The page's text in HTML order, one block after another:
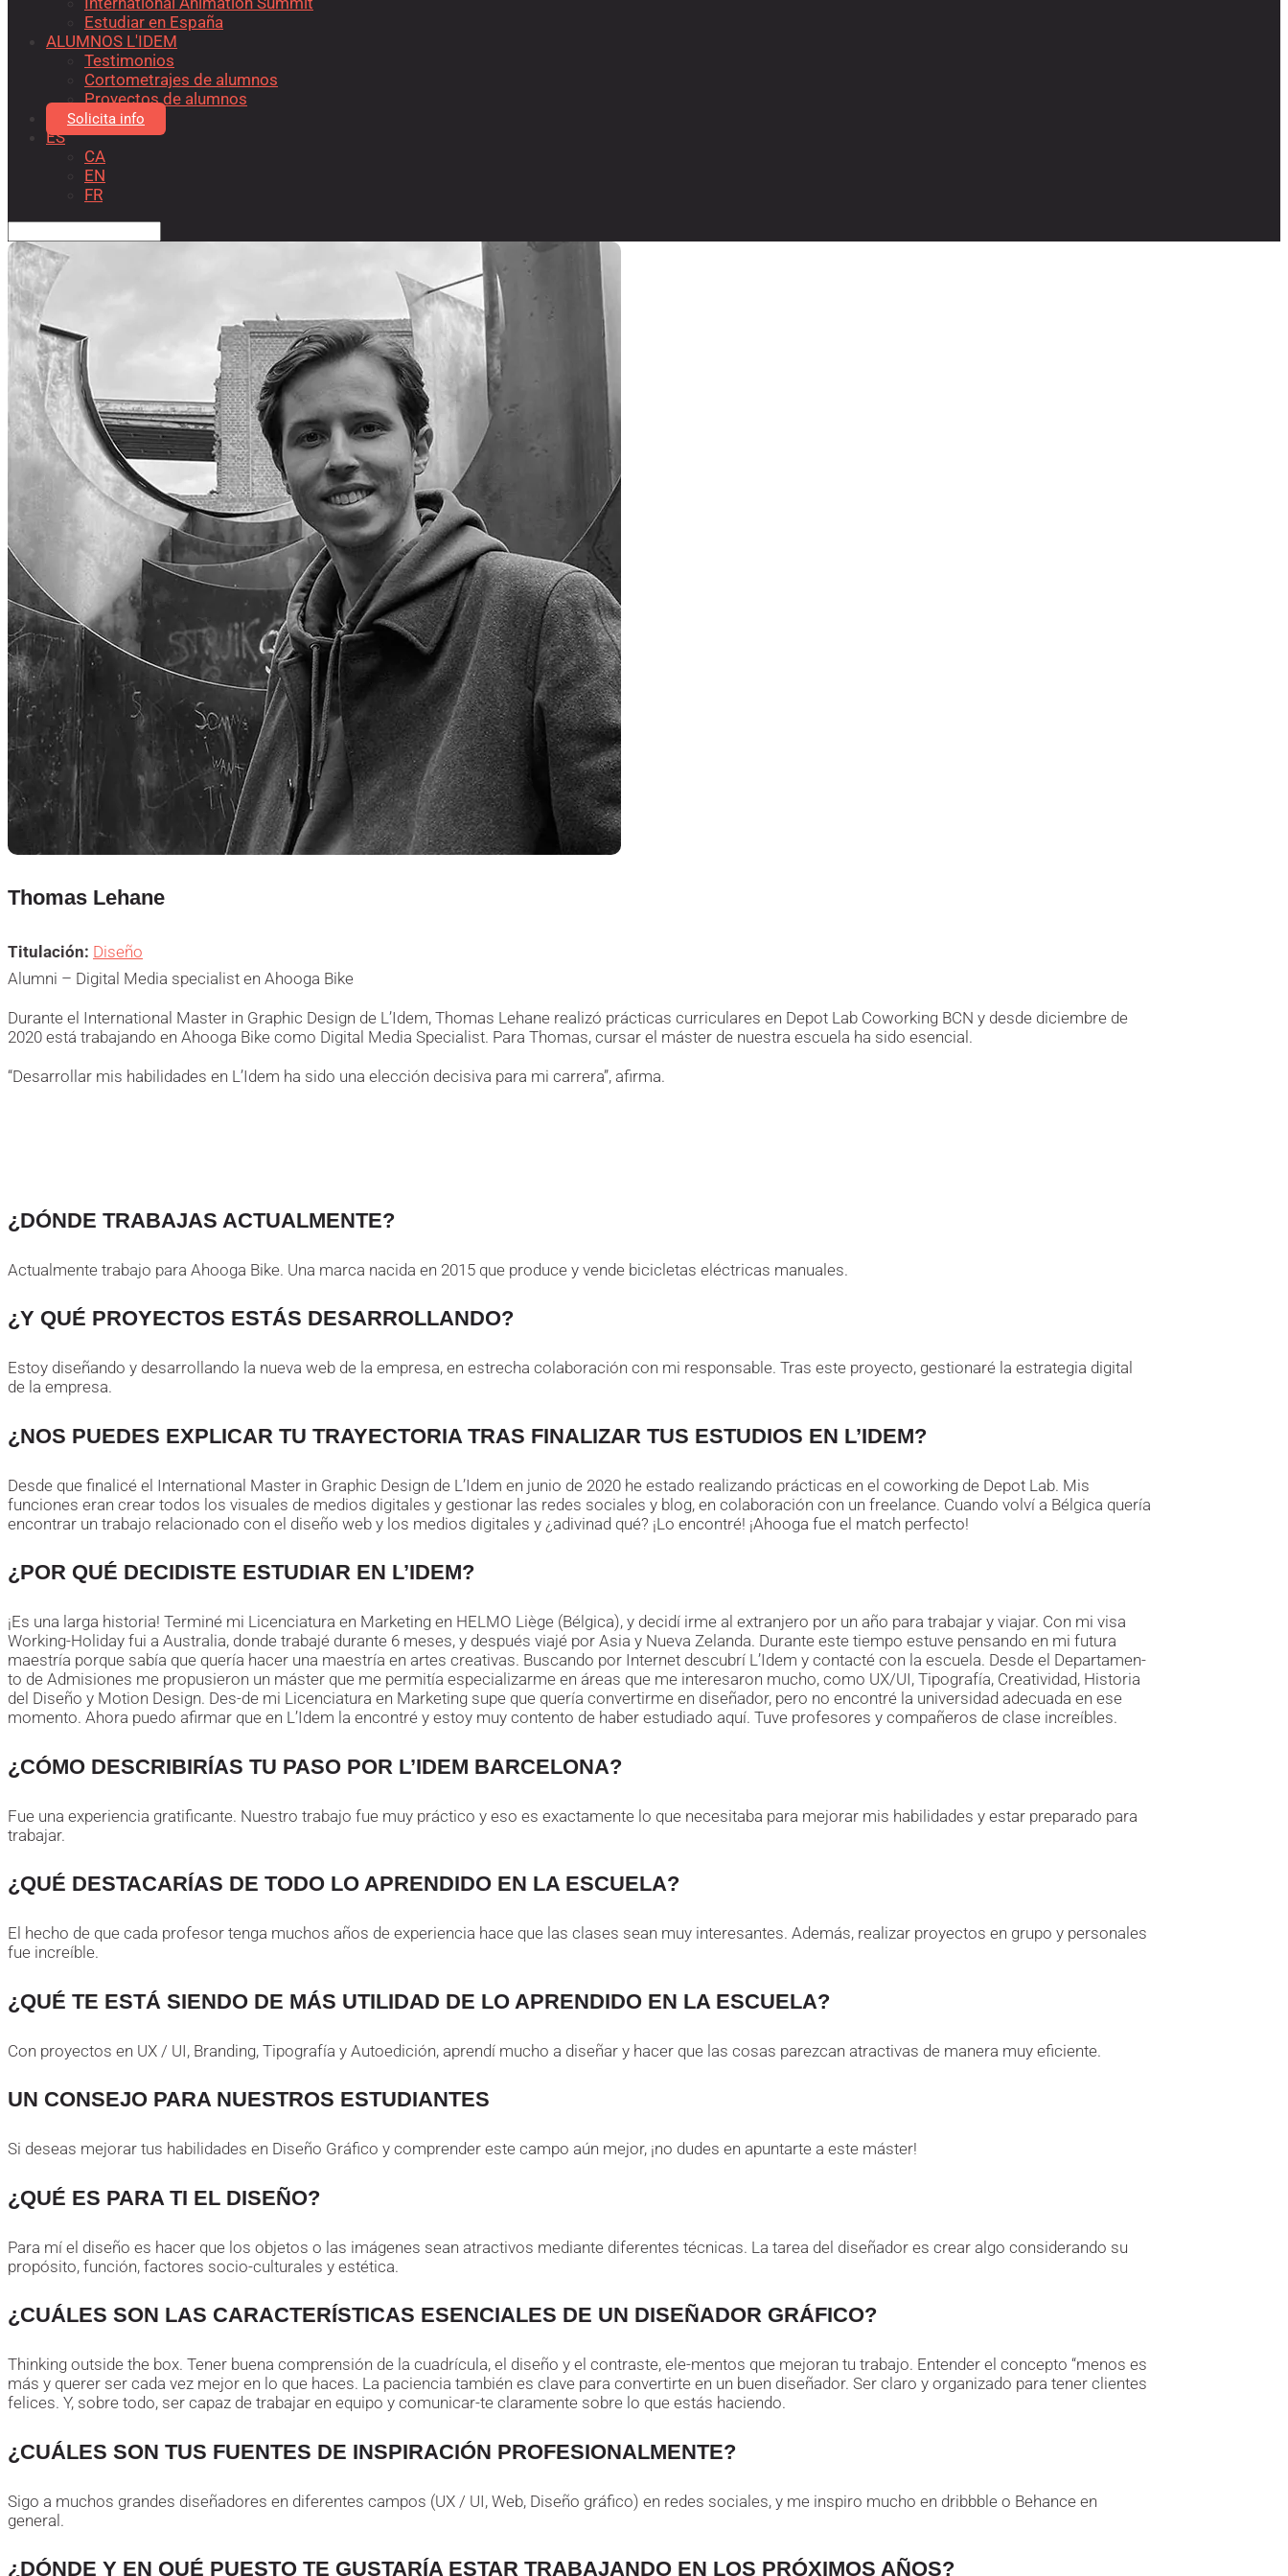
Estudiar en España
ALUMNOS L'IDEM
Testimonios
Cortometrajes de alumnos
Proyectos de alumnos
Solicita info
ES
CA
EN
FR
Thomas Lehane
Titulación: Diseño
Alumni – Digital Media specialist en Ahooga Bike
Durante el International Master in Graphic Design de L’Idem, Thomas Lehane realizó prácticas curriculares en Depot Lab Coworking BCN y desde diciembre de
2020 está trabajando en Ahooga Bike como Digital Media Specialist. Para Thomas, cursar el máster de nuestra escuela ha sido esencial.
“Desarrollar mis habilidades en L’Idem ha sido una elección decisiva para mi carrera”, afirma.
¿DÓNDE TRABAJAS ACTUALMENTE?
Actualmente trabajo para Ahooga Bike. Una marca nacida en 2015 que produce y vende bicicletas eléctricas manuales.
¿Y QUÉ PROYECTOS ESTÁS DESARROLLANDO?
Estoy diseñando y desarrollando la nueva web de la empresa, en estrecha colaboración con mi responsable. Tras este proyecto, gestionaré la estrategia digital
de la empresa.
¿NOS PUEDES EXPLICAR TU TRAYECTORIA TRAS FINALIZAR TUS ESTUDIOS EN L’IDEM?
Desde que finalicé el International Master in Graphic Design de L’Idem en junio de 2020 he estado realizando prácticas en el coworking de Depot Lab. Mis
funciones eran crear todos los visuales de medios digitales y gestionar las redes sociales y blog, en colaboración con un freelance. Cuando volví a Bélgica quería
encontrar un trabajo relacionado con el diseño web y los medios digitales y ¿adivinad qué? ¡Lo encontré! ¡Ahooga fue el match perfecto!
¿POR QUÉ DECIDISTE ESTUDIAR EN L’IDEM?
¡Es una larga historia! Terminé mi Licenciatura en Marketing en HELMO Liège (Bélgica), y decidí irme al extranjero por un año para trabajar y viajar. Con mi visa
Working-Holiday fui a Australia, donde trabajé durante 6 meses, y después viajé por Asia y Nueva Zelanda. Durante este tiempo estuve pensando en mi futura
maestría porque sabía que quería hacer una maestría en artes creativas. Buscando por Internet descubrí L’Idem y contacté con la escuela. Desde el Departamen-
to de Admisiones me propusieron un máster que me permitía especializarme en áreas que me interesaron mucho, como UX/UI, Tipografía, Creatividad, Historia
del Diseño y Motion Design. Des-de mi Licenciatura en Marketing supe que quería convertirme en diseñador, pero no encontré la universidad adecuada en ese
momento. Ahora puedo afirmar que en L’Idem la encontré y estoy muy contento de haber estudiado aquí. Tuve profesores y compañeros de clase increíbles.
¿CÓMO DESCRIBIRÍAS TU PASO POR L’IDEM BARCELONA?
Fue una experiencia gratificante. Nuestro trabajo fue muy práctico y eso es exactamente lo que necesitaba para mejorar mis habilidades y estar preparado para
trabajar.
¿QUÉ DESTACARÍAS DE TODO LO APRENDIDO EN LA ESCUELA?
El hecho de que cada profesor tenga muchos años de experiencia hace que las clases sean muy interesantes. Además, realizar proyectos en grupo y personales
fue increíble.
¿QUÉ TE ESTÁ SIENDO DE MÁS UTILIDAD DE LO APRENDIDO EN LA ESCUELA?
Con proyectos en UX / UI, Branding, Tipografía y Autoedición, aprendí mucho a diseñar y hacer que las cosas parezcan atractivas de manera muy eficiente.
UN CONSEJO PARA NUESTROS ESTUDIANTES
Si deseas mejorar tus habilidades en Diseño Gráfico y comprender este campo aún mejor, ¡no dudes en apuntarte a este máster!
¿QUÉ ES PARA TI EL DISEÑO?
Para mí el diseño es hacer que los objetos o las imágenes sean atractivos mediante diferentes técnicas. La tarea del diseñador es crear algo considerando su
propósito, función, factores socio-culturales y estética.
¿CUÁLES SON LAS CARACTERÍSTICAS ESENCIALES DE UN DISEÑADOR GRÁFICO?
Thinking outside the box. Tener buena comprensión de la cuadrícula, el diseño y el contraste, ele-mentos que mejoran tu trabajo. Entender el concepto “menos es
más y querer ser cada vez mejor en lo que haces. La paciencia también es clave para convertirte en un buen diseñador. Ser claro y organizado para tener clientes
felices. Y, sobre todo, ser capaz de trabajar en equipo y comunicar-te claramente sobre lo que estás haciendo.
¿CUÁLES SON TUS FUENTES DE INSPIRACIÓN PROFESIONALMENTE?
Sigo a muchos grandes diseñadores en diferentes campos (UX / UI, Web, Diseño gráfico) en redes sociales, y me inspiro mucho en dribbble o Behance en
general.
¿DÓNDE Y EN QUÉ PUESTO TE GUSTARÍA ESTAR TRABAJANDO EN LOS PRÓXIMOS AÑOS?